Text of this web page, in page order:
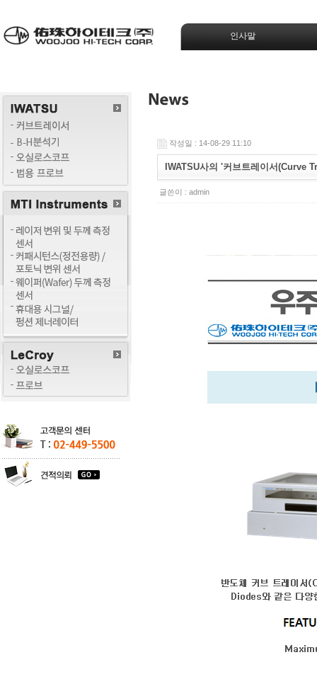
인사말
작성일 : 14-08-29 11:10
IWATSU사의 '커브트레이서(Curve
글쓴이 : admin